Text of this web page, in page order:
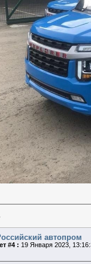
автопром
#4 : 19 Января 2023,